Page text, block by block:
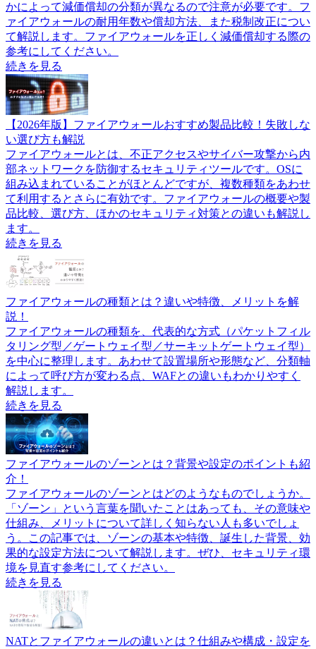
かによって減価償却の分類が異なるので注意が必要です。フ
ァイアウォールの耐用年数や償却方法、また税制改正につい
て解説します。ファイアウォールを正しく減価償却する際の
参考にしてください。
続きを見る
【2026年版】ファイアウォールおすすめ製品比較！失敗しな
い選び方も解説
ファイアウォールとは、不正アクセスやサイバー攻撃から内
部ネットワークを防御するセキュリティツールです。OSに
組み込まれていることがほとんどですが、複数種類をあわせ
て利用するとさらに有効です。ファイアウォールの概要や製
品比較、選び方、ほかのセキュリティ対策との違いも解説し
ます。
続きを見る
ファイアウォールの種類とは？違いや特徴、メリットを解
説！
ファイアウォールの種類を、代表的な方式（パケットフィル
タリング型／ゲートウェイ型／サーキットゲートウェイ型）
を中心に整理します。あわせて設置場所や形態など、分類軸
によって呼び方が変わる点、WAFとの違いもわかりやすく
解説します。
続きを見る
ファイアウォールのゾーンとは？背景や設定のポイントも紹
介！
ファイアウォールのゾーンとはどのようなものでしょうか。
「ゾーン」という言葉を聞いたことはあっても、その意味や
仕組み、メリットについて詳しく知らない人も多いでしょ
う。この記事では、ゾーンの基本や特徴、誕生した背景、効
果的な設定方法について解説します。ぜひ、セキュリティ環
境を見直す参考にしてください。
続きを見る
NATとファイアウォールの違いとは？仕組みや構成・設定を